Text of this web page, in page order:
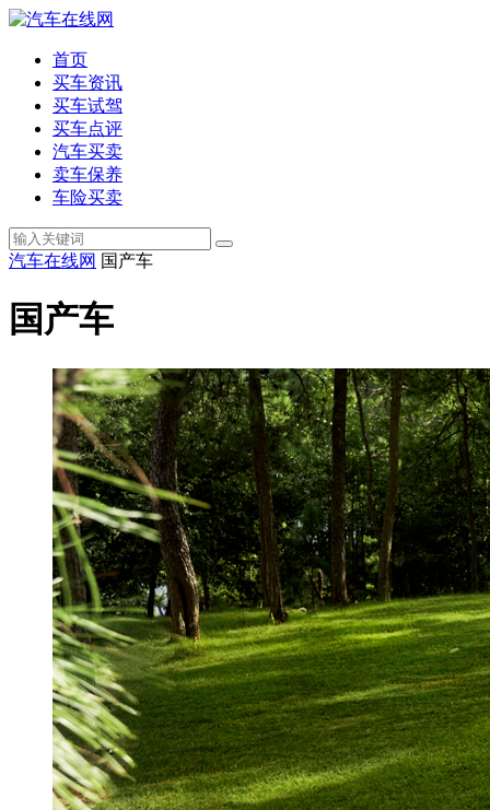
首页
买车资讯
买车试驾
买车点评
汽车买卖
卖车保养
车险买卖
汽车在线网 国产车
国产车